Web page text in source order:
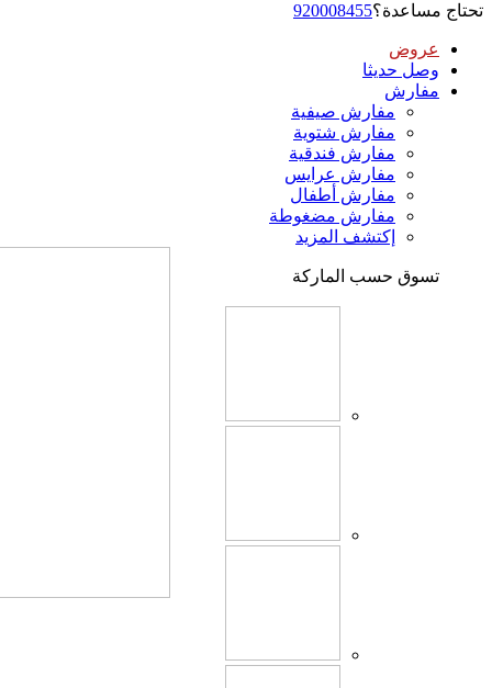
تحتاج مساعدة؟920008455
عروض
وصل حديثا
مفارش
مفارش صيفية
مفارش شتوية
مفارش فندقية
مفارش عرايس
مفارش أطفال
مفارش مضغوطة
إكتشف المزيد
تسوق حسب الماركة